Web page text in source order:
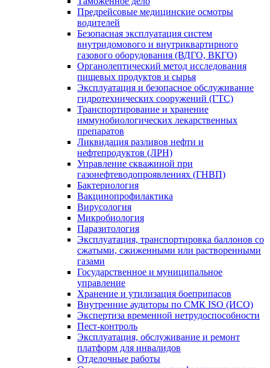
Предрейсовые медицинские осмотры
водителей
Безопасная эксплуатация систем
внутридомового и внутриквартирного
газового оборудования (ВДГО, ВКГО)
Органолептический метод исследования
пищевых продуктов и сырья
Эксплуатация и безопасное обслуживание
гидротехнических сооружений (ГТС)
Транспортирование и хранение
иммунобиологических лекарственных
препаратов
Ликвидация разливов нефти и
нефтепродуктов (ЛРН)
Управление скважиной при
газонефтеводопроявлениях (ГНВП)
Бактериология
Вакцинопрофилактика
Вирусология
Микробиология
Паразитология
Эксплуатация, транспортировка баллонов со
сжатыми, сжиженными или растворенными
газами
Государственное и муниципальное
управление
Хранение и утилизация боеприпасов
Внутренние аудиторы по СМК ISO (ИСО)
Экспертиза временной нетрудоспособности
Пест-контроль
Эксплуатация, обслуживание и ремонт
платформ для инвалидов
Отделочные работы